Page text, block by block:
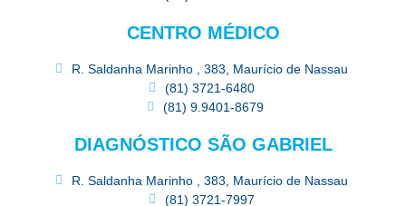
CENTRO MÉDICO
R. Saldanha Marinho , 383, Maurício de Nassau
(81) 3721-6480
(81) 9.9401-8679
DIAGNÓSTICO SÃO GABRIEL
R. Saldanha Marinho , 383, Maurício de Nassau
(81) 3721-7997